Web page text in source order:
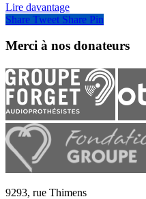
Lire davantage
Share Tweet Share Pin
Merci à nos donateurs
9293, rue Thimens